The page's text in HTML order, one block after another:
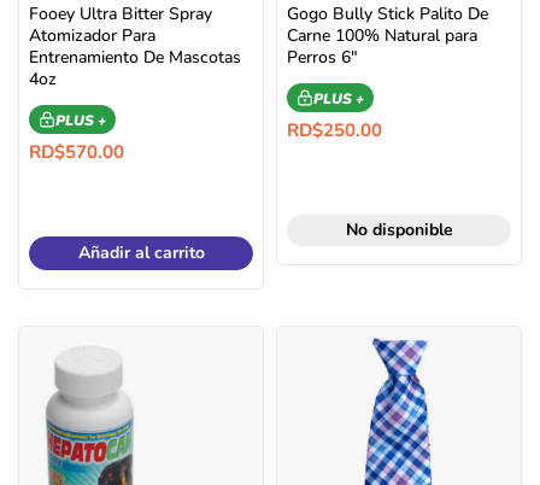
Fooey Ultra Bitter Spray
Atomizador Para
Entrenamiento De Mascotas
4oz
PLUS +
RD$570.00
Añadir al carrito
Gogo Bully Stick Palito De
Carne 100% Natural para
Perros 6″
PLUS +
RD$250.00
No disponible